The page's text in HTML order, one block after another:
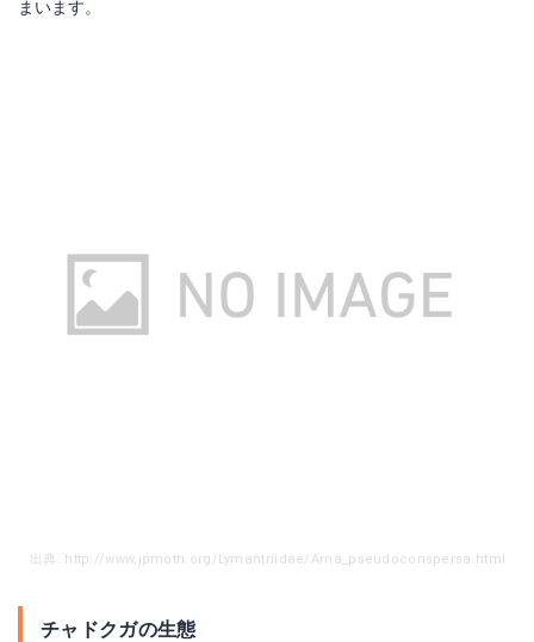
まいます。
出典: http://www.jpmoth.org/Lymantriidae/Arna_pseudoconspersa.html
チャドクガの生態